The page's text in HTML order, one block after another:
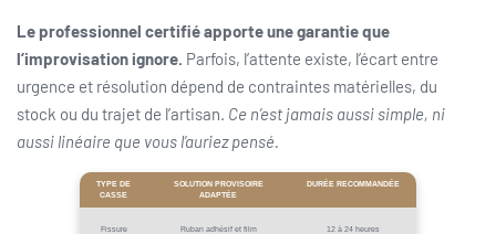
Le professionnel certifié apporte une garantie que
l’improvisation ignore. Parfois, l’attente existe, l’écart entre
urgence et résolution dépend de contraintes matérielles, du
stock ou du trajet de l’artisan. Ce n’est jamais aussi simple, ni
aussi linéaire que vous l’auriez pensé.
TYPE DE
CASSE
SOLUTION PROVISOIRE
ADAPTÉE
DURÉE RECOMMANDÉE
Fissure
Ruban adhésif et film
12 à 24 heures